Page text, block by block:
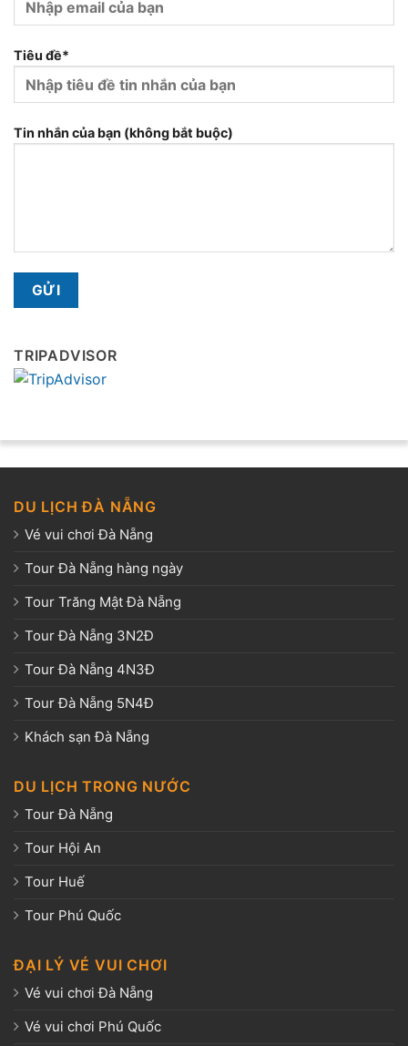
Tiêu đề*
Tin nhắn của bạn (không bắt buộc)
TRIPADVISOR
DU LỊCH ĐÀ NẴNG
Vé vui chơi Đà Nẵng
Tour Đà Nẵng hàng ngày
Tour Trăng Mật Đà Nẵng
Tour Đà Nẵng 3N2Đ
Tour Đà Nẵng 4N3Đ
Tour Đà Nẵng 5N4Đ
Khách sạn Đà Nẵng
DU LỊCH TRONG NƯỚC
Tour Đà Nẵng
Tour Hội An
Tour Huế
Tour Phú Quốc
ĐẠI LÝ VÉ VUI CHƠI
Vé vui chơi Đà Nẵng
Vé vui chơi Phú Quốc